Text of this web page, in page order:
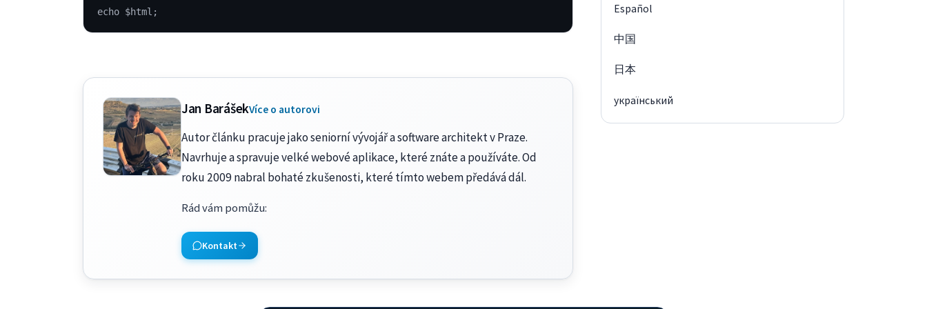
echo $html;
Jan BarášekVíce o autorovi
Autor článku pracuje jako seniorní vývojář a software architekt v Praze.
Navrhuje a spravuje velké webové aplikace, které znáte a používáte. Od
roku 2009 nabral bohaté zkušenosti, které tímto webem předává dál.
Rád vám pomůžu:
Kontakt
Español
中国
日本
український